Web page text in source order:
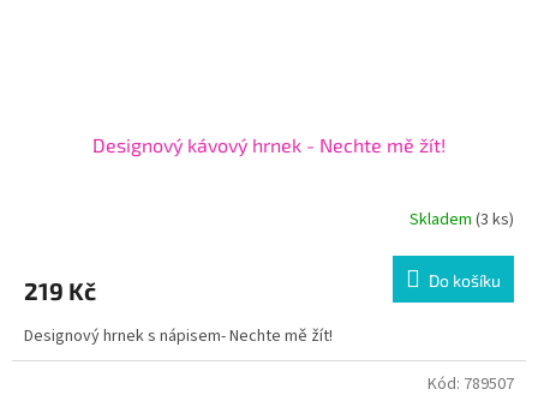
Designový kávový hrnek - Nechte mě žít!
Skladem (3 ks)
219 Kč Do košíku
Designový hrnek s nápisem- Nechte mě žít!
Kód: 789507